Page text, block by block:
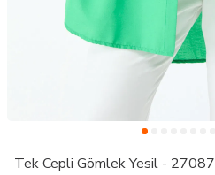
Tek Cepli Gömlek Yesil - 27087